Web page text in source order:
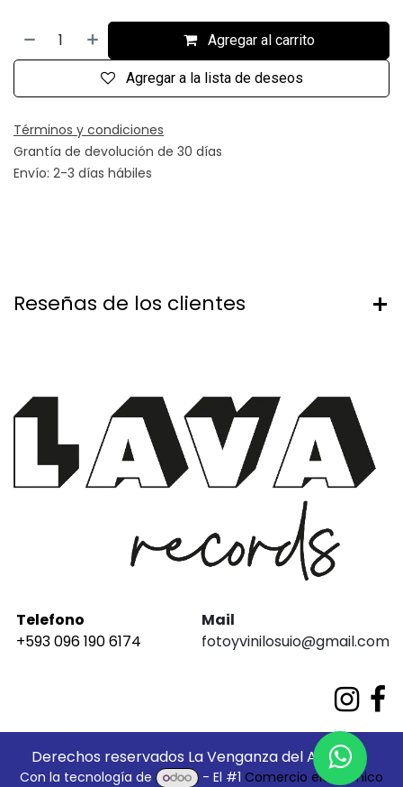
Agregar al carrito
Agregar a la lista de deseos
Términos y condiciones
Grantía de devolución de 30 días
Envío: 2-3 días hábiles
Reseñas de los clientes
Telefono
+593 096 190 6174
Mail
fotoyvinilosuio@gmail.com
Derechos reservados La Venganza del Análogo
Con la tecnología de - El #1Comercio electrónico